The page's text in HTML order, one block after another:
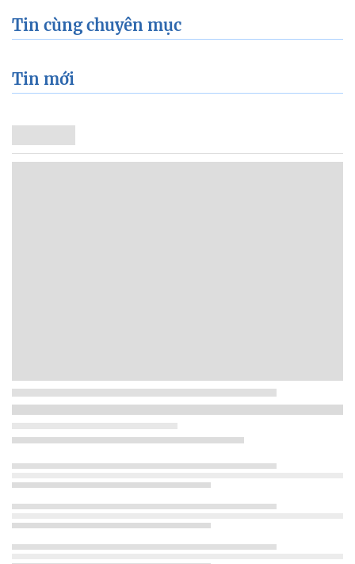
Tin cùng chuyên mục
Tin mới